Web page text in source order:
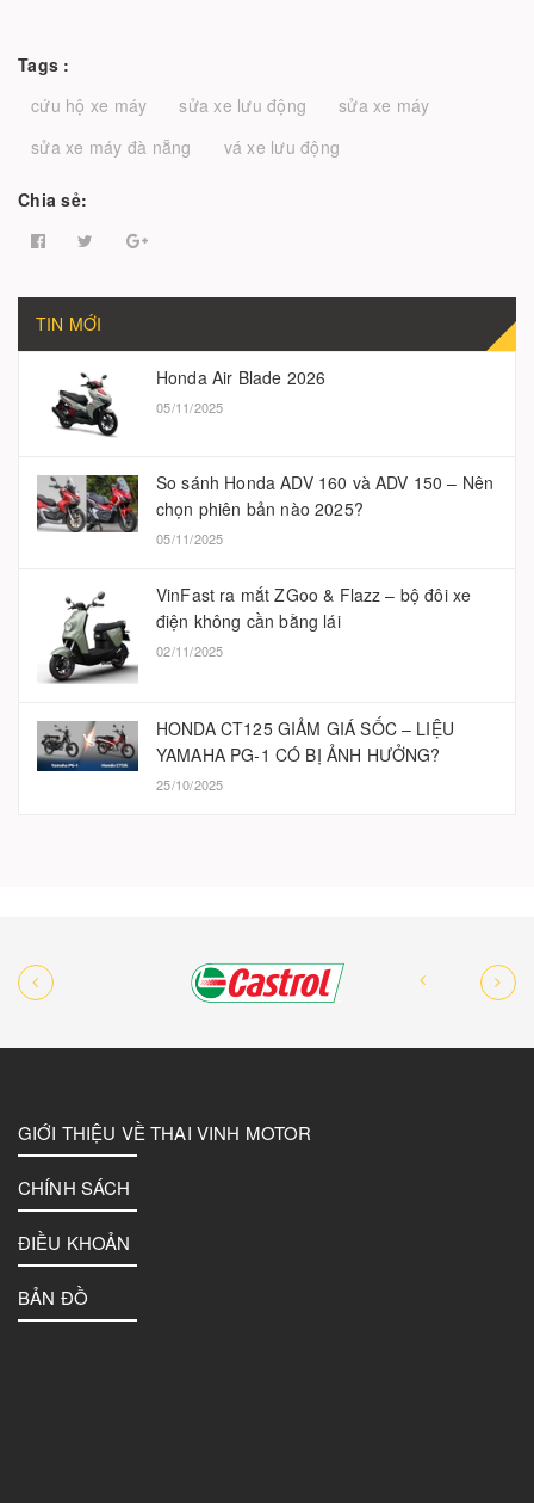
Tags :
cứu hộ xe máy
sửa xe lưu động
sửa xe máy
sửa xe máy đà nẵng
vá xe lưu động
Chia sẻ:
TIN MỚI
Honda Air Blade 2026
05/11/2025
So sánh Honda ADV 160 và ADV 150 – Nên
chọn phiên bản nào 2025?
05/11/2025
VinFast ra mắt ZGoo & Flazz – bộ đôi xe
điện không cần bằng lái
02/11/2025
HONDA CT125 GIẢM GIÁ SỐC – LIỆU
YAMAHA PG-1 CÓ BỊ ẢNH HƯỞNG?
25/10/2025
GIỚI THIỆU VỀ THAI VINH MOTOR
CHÍNH SÁCH
ĐIỀU KHOẢN
BẢN ĐỒ